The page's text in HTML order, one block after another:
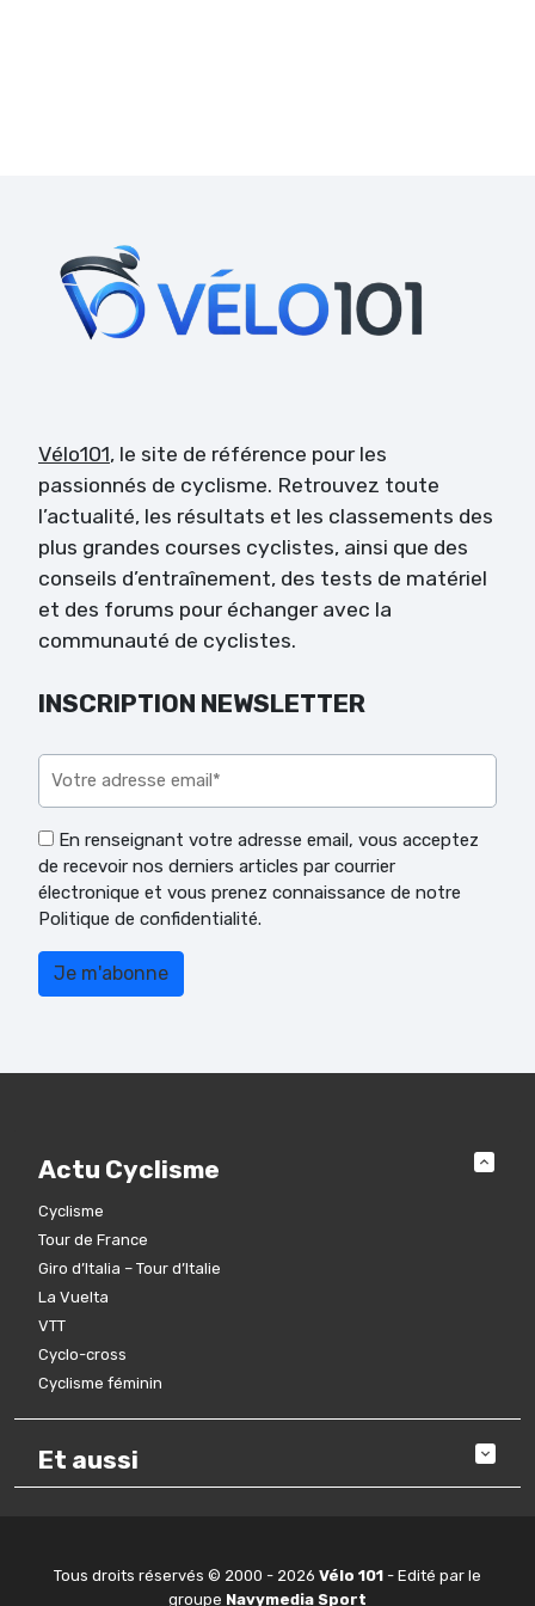
Vélo101, le site de référence pour les
passionnés de cyclisme. Retrouvez toute
l’actualité, les résultats et les classements des
plus grandes courses cyclistes, ainsi que des
conseils d’entraînement, des tests de matériel
et des forums pour échanger avec la
communauté de cyclistes.
INSCRIPTION NEWSLETTER
En renseignant votre adresse email, vous acceptez
de recevoir nos derniers articles par courrier
électronique et vous prenez connaissance de notre
Politique de confidentialité.
Actu Cyclisme
Cyclisme
Tour de France
Giro d’Italia – Tour d’Italie
La Vuelta
VTT
Cyclo-cross
Cyclisme féminin
Et aussi
Tous droits réservés © 2000 - 2026 Vélo 101 - Edité par le
groupe Navymedia Sport